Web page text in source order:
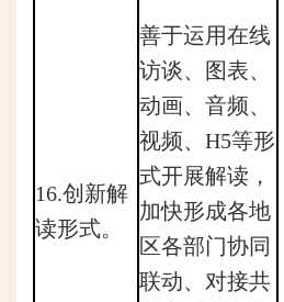
16.创新解
读形式。
善于运用在线
访谈、图表、
动画、音频、
视频、H5等形
式开展解读，
加快形成各地
区各部门协同
联动、对接共